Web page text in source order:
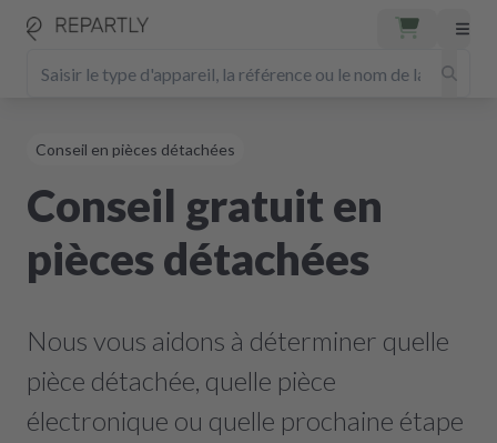
Conseil en pièces détachées
Conseil gratuit en
pièces détachées
Nous vous aidons à déterminer quelle
pièce détachée, quelle pièce
électronique ou quelle prochaine étape